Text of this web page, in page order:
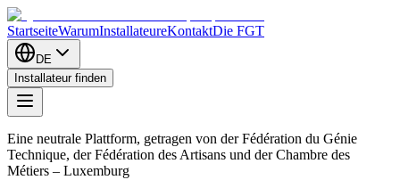
StartseiteWarumInstallateureKontaktDie FGT
DE
Installateur finden
Eine neutrale Plattform, getragen von der Fédération du Génie
Technique, der Fédération des Artisans und der Chambre des
Métiers – Luxemburg